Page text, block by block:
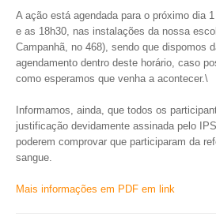
ASSEMBLEIA DE FREGUESIA
GRAVAÇÕES DAS REUNIÕES PÚBLICAS DO
DOCUMENTOS
ATAS E DOCUMENTOS DA ASSEMBLEIA
EDITAIS
REGULAMENTOS E TAXAS
A ação está agendada para o próximo dia
e as 18h30, nas instalações da nossa
Campanhã, no 468), sendo que dispomos
agendamento dentro deste horário, caso
como esperamos que venha a acontecer.\
Informamos, ainda, que todos os
justificação devidamente assinada pelo
poderem comprovar que participaram da
sangue.
Mais informações em PDF em link